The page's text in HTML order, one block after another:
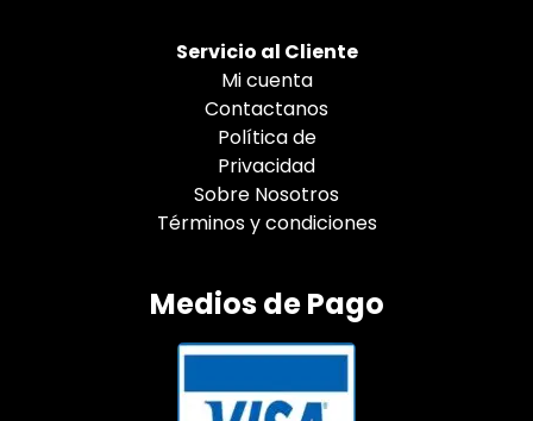
Servicio al Cliente
Mi cuenta
Contactanos
Política de
Privacidad
Sobre Nosotros
Términos y condiciones
Medios de Pago